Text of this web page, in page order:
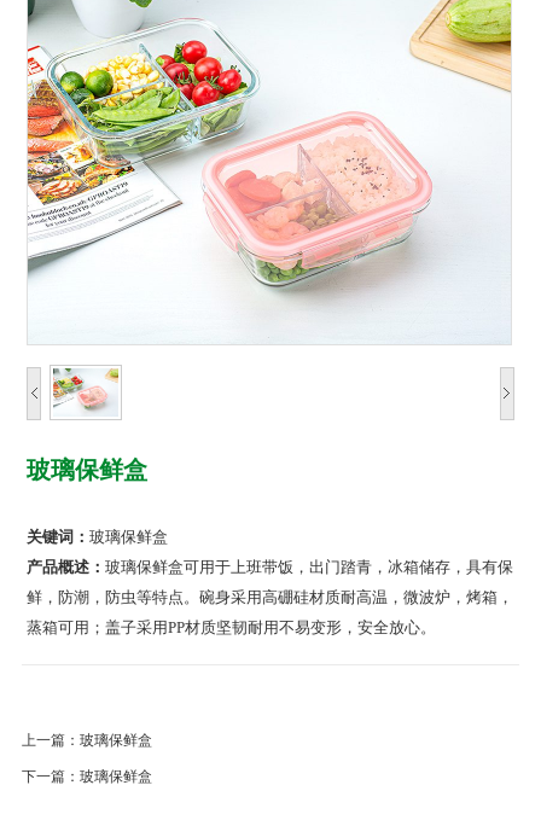
玻璃保鲜盒
关键词：玻璃保鲜盒
产品概述：玻璃保鲜盒可用于上班带饭，出门踏青，冰箱储存，具有保
鲜，防潮，防虫等特点。碗身采用高硼硅材质耐高温，微波炉，烤箱，
蒸箱可用；盖子采用PP材质坚韧耐用不易变形，安全放心。
上一篇： 玻璃保鲜盒
下一篇： 玻璃保鲜盒